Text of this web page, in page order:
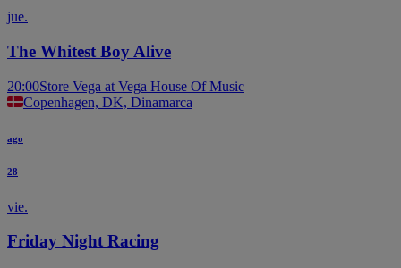
jue.
The Whitest Boy Alive
20:00Store Vega at Vega House Of Music
Copenhagen, DK, Dinamarca
ago
28
vie.
Friday Night Racing